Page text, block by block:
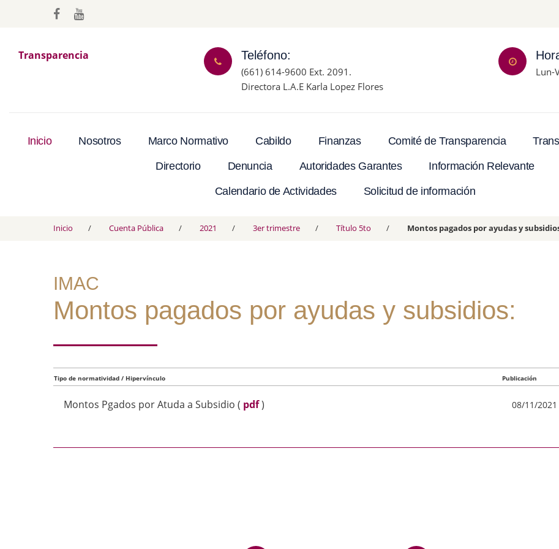
Transparencia Teléfono:
(661) 614-9600 Ext. 2091.
Directora L.A.E Karla Lopez Flores
Lun-
Inicio Nosotros Marco Normativo Cabildo Finanzas Comité de Transparencia
Directorio Denuncia Autoridades Garantes Información Relevante
Calendario de Actividades Solicitud de información
Inicio Cuenta Pública 2021 3er trimestre Título 5to Montos pagados por ayudas y
IMAC
Montos pagados por ayudas y subsidios:
Tipo de normatividad / Hipervínculo Publicación
Montos Pgados por Atuda a Subsidio ( pdf) 08/11/2021